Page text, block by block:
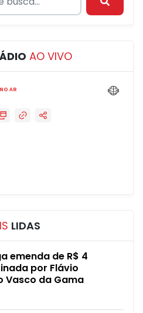
AO VIVO
LIDAS
emenda de R$ 4
por Flávio
Vasco da Gama